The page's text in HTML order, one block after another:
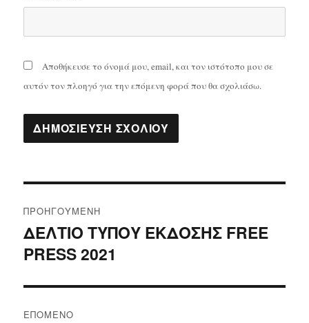
Αποθήκευσε το όνομά μου, email, και τον ιστότοπο μου σε
αυτόν τον πλοηγό για την επόμενη φορά που θα σχολιάσω.
άρθρων
ΠΡΟΗΓΟΎΜΕΝΗ
Προηγούμενο
άρθρο:
ΔΕΛΤΙΟ ΤΥΠΟΥ ΕΚΔΟΣΗΣ FREE
PRESS 2021
ΕΠΌΜΕΝΟ